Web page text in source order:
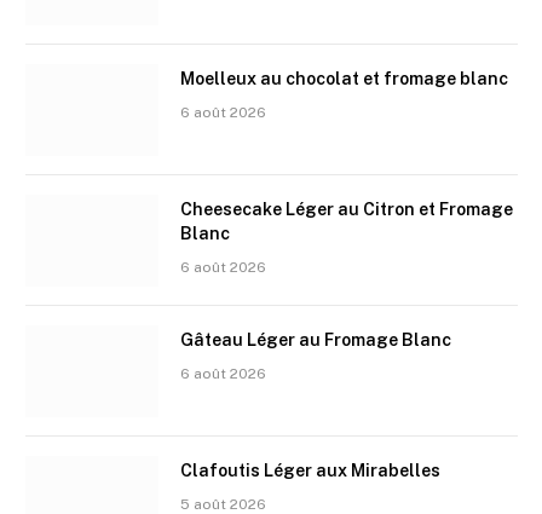
Moelleux au chocolat et fromage blanc
6 août 2026
Cheesecake Léger au Citron et Fromage
Blanc
6 août 2026
Gâteau Léger au Fromage Blanc
6 août 2026
Clafoutis Léger aux Mirabelles
5 août 2026